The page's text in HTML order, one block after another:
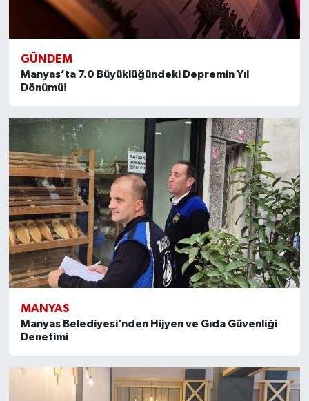
GÜNDEM
Manyas’ta 7.0 Büyüklüğündeki Depremin Yıl
Dönümü!
MANYAS
Manyas Belediyesi’nden Hijyen ve Gıda Güvenliği
Denetimi